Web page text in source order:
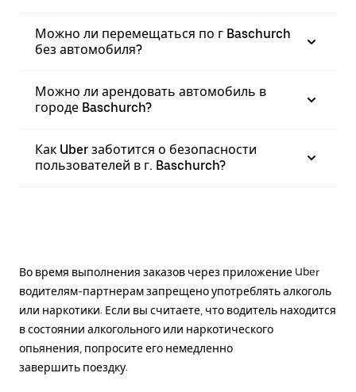
Можно ли перемещаться по г Baschurch
без автомобиля?
Можно ли арендовать автомобиль в
городе Baschurch?
Как Uber заботится о безопасности
пользователей в г. Baschurch?
Во время выполнения заказов через приложение Uber
водителям-партнерам запрещено употреблять алкоголь
или наркотики. Если вы считаете, что водитель находится
в состоянии алкогольного или наркотического
опьянения, попросите его немедленно
завершить поездку.